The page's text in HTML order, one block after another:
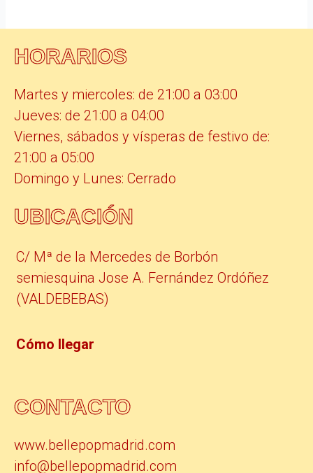
HORARIOS
Martes y miercoles: de 21:00 a 03:00
Jueves: de 21:00 a 04:00
Viernes, sábados y vísperas de festivo de:
21:00 a 05:00
Domingo y Lunes: Cerrado
UBICACIÓN
C/ Mª de la Mercedes de Borbón
semiesquina Jose A. Fernández Ordóñez
(VALDEBEBAS)
Cómo llegar
CONTACTO
www.bellepopmadrid.com
info@bellepopmadrid.com